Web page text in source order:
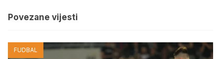
Povezane vijesti
FUDBAL